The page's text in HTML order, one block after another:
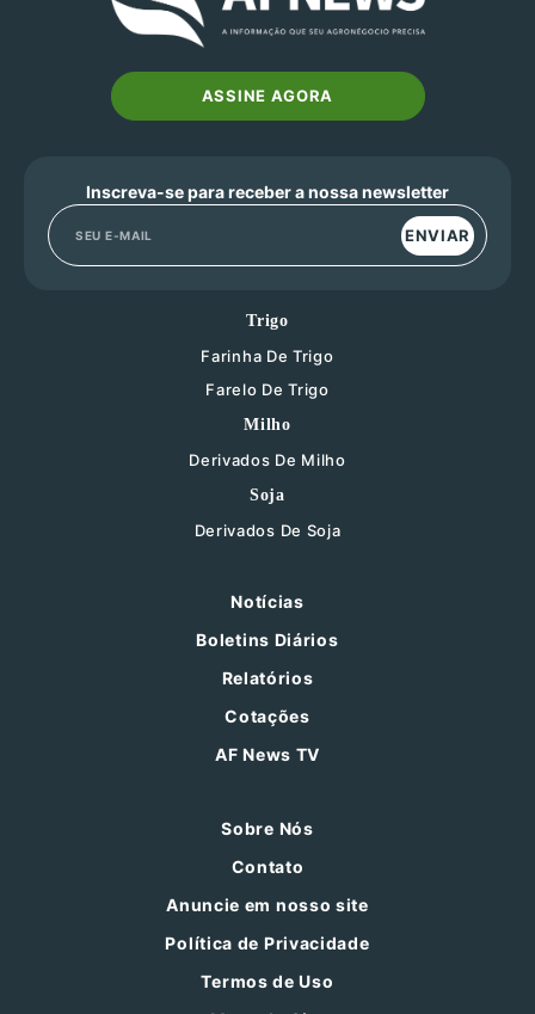
ASSINE AGORA
Inscreva-se para receber a nossa newsletter
ENVIAR
Trigo
Farinha De Trigo
Farelo De Trigo
Milho
Derivados De Milho
Soja
Derivados De Soja
Notícias
Boletins Diários
Relatórios
Cotações
AF News TV
Sobre Nós
Contato
Anuncie em nosso site
Política de Privacidade
Termos de Uso